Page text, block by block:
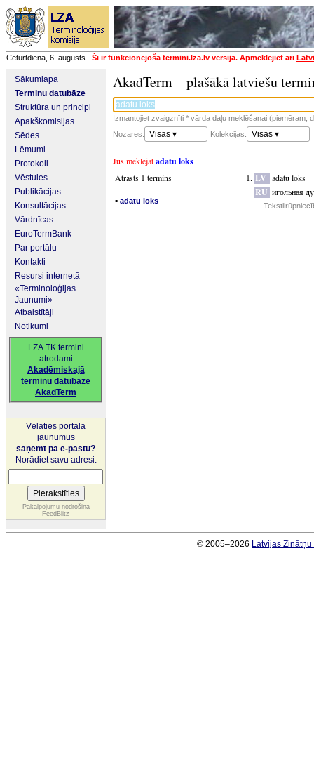
Ceturtdiena, 6. augusts Šī ir funkcionējoša termini.lza.lv versija. Apmeklējiet arī
Sākumlapa
Terminu datubāze
Struktūra un principi
Apakškomisijas
Sēdes
Lēmumi
Protokoli
Vēstules
Publikācijas
Konsultācijas
Vārdnīcas
EuroTermBank
Par portālu
Kontakti
Resursi internetā
«Terminoloģijas
Jaunumi»
Atbalstītāji
Notikumi
LZA TK termini
atrodami
Akadēmiskajā
terminu datubāzē
AkadTerm
Vēlaties portāla
jaunumus
saņemt pa e-pastu?
Norādiet savu adresi:
Pakalpojumu nodrošina
FeedBlitz
AkadTerm – plašākā latviešu
Izmantojiet zvaigznīti * vārda daļu meklēšanai (piemēram,
Nozares:
Visas ▾ Kolekcijas: Visas ▾
Jūs meklējātadatu loks
Atrasts 1 termins
▪ adatu loks
LV adatu loks
RU игольная
© 2005–2026 Latvijas